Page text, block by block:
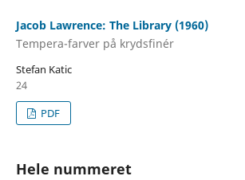
Jacob Lawrence: The Library (1960)
Tempera-farver på krydsfinér
Stefan Katic
24
PDF
Hele nummeret